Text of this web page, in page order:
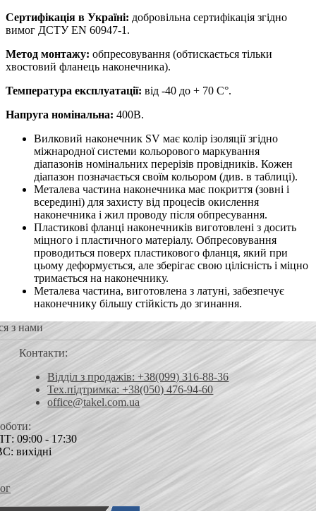
Сертифікація в Україні: добровільна сертифікація згідно
вимог ДСТУ EN 60947-1.
Метод монтажу: обпресовування (обтискається тільки
хвостовий фланець наконечника).
Температура експлуатації: від -40 до + 70 С°.
Напруга номінальна: 400В.
Вилковий наконечник SV має колір ізоляції згідно
міжнародної системи кольорового маркування
діапазонів номінальних перерізів провідників. Кожен
діапазон позначається своїм кольором (див. в таблиці).
Металева частина наконечника має покриття (зовні і
всередині) для захисту від процесів окислення
наконечника і жил проводу після обпресування.
Пластикові фланці наконечників виготовлені з досить
міцного і пластичного матеріалу. Обпресовування
проводиться поверх пластикового фланця, який при
цьому деформується, але зберігає свою цілісність і міцно
тримається на наконечнику.
Металева частина, виготовлена ​​з латуні, забезпечує
наконечнику більшу стійкість до згинання.
з нами
Контакти:
Відділ з продажів: +38(099) 316-88-36
Тех.підтримка: +38(050) 476-94-60
office@takel.com.ua
09:00 - 17:30
вихідні